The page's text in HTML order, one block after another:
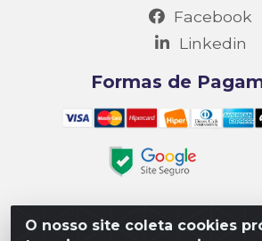
O nosso site coleta cookies
Facebook
Linkedin
Formas de
Matriz R3 Suprimentos - Rua 14, Polo